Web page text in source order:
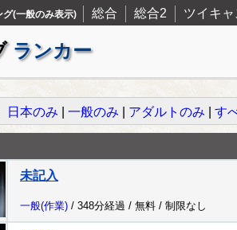
グ(一般のみ表示) 総合 総合2 ツイキャ
ランカー
日本のみ 一般のみ アダルトのみ す
未記入
一般(作業) / 348分経過 / 無料 / 制限なし